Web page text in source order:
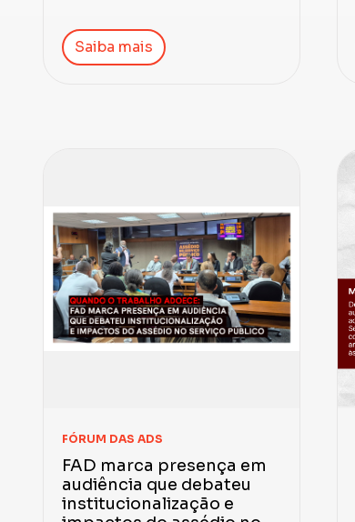
Saiba mais
FÓRUM DAS ADS
FAD marca presença em
audiência que debateu
institucionalização e